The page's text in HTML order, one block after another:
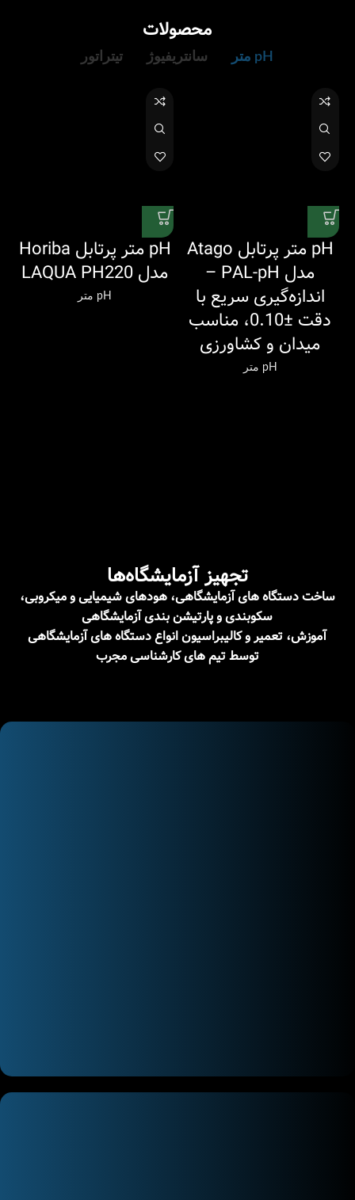
محصولات
pH متر سانتریفیوژ تیتراتور
pH متر پرتابل Atago
مدل PAL-pH –
اندازه‌گیری سریع با
دقت ±0.10، مناسب
میدان و کشاورزی
pH متر
pH متر پرتابل Horiba
مدل LAQUA PH220
pH متر
تجهیز آزمایشگاه‌ها
ساخت دستگاه های آزمایشگاهی، هودهای شیمیایی و میکروبی،
سکوبندی و پارتیشن بندی آزمایشگاهی
آموزش، تعمیر و کالیبراسیون انواع دستگاه های آزمایشگاهی
توسط تیم های کارشناسی مجرب